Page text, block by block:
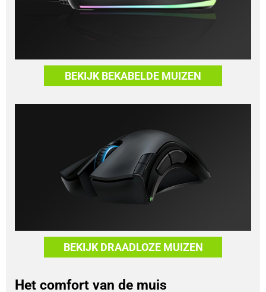
BEKIJK BEKABELDE MUIZEN
BEKIJK DRAADLOZE MUIZEN
Het comfort van de muis